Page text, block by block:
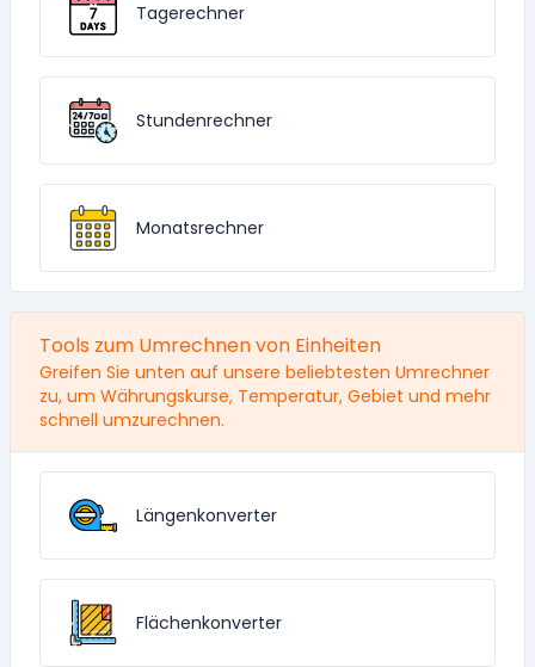
Tagerechner
Stundenrechner
Monatsrechner
Tools zum Umrechnen von Einheiten
Greifen Sie unten auf unsere beliebtesten Umrechner
zu, um Währungskurse, Temperatur, Gebiet und mehr
schnell umzurechnen.
Längenkonverter
Flächenkonverter